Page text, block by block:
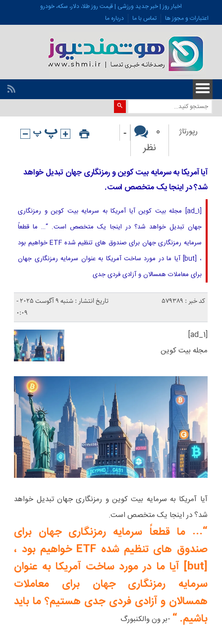
اخبار روز | خبر جدید ورزشی | قیمت روز طلا، دلار، سکه، خودرو
اعتبارات و مجوز ها
تماس با ما درباره ما
رپورتاژ
0
نظر
-
آیا آمریکا به سرمایه بیت کوین و رمزنگاری جهان تبدیل خواهد
شد؟ در اینجا یک متخصص است.
[ad_1] مجله بیت کوین آیا آمریکا به سرمایه بیت کوین و رمزنگاری
جهان تبدیل خواهد شد؟ در اینجا یک متخصص است. “… ما قطعاً
سرمایه رمزنگاری جهان برای صندوق های تنظیم شده ETF خواهیم بود
، [but] آیا ما در مورد ساخت آمریکا به عنوان سرمایه رمزنگاری جهان
برای معاملات همسالان و آزادی فردی جدی
کد خبر : 579389
تاریخ انتشار : شنبه 9 آگوست 2025 -
0:09
[ad_1]
مجله بیت کوین
آیا آمریکا به سرمایه بیت کوین و رمزنگاری جهان تبدیل خواهد
شد؟ در اینجا یک متخصص است.
“… ما قطعاً سرمایه رمزنگاری جهان برای
صندوق های تنظیم شده ETF خواهیم بود ،
[but] آیا ما در مورد ساخت آمریکا به عنوان
سرمایه رمزنگاری جهان برای معاملات
همسالان و آزادی فردی جدی هستیم؟ ما باید
باشیم. “ -بر ون والکنبورگ